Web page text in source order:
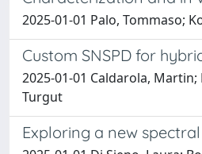
2025-01-01 Palo, Tommaso;
Custom SNSPD for
2025-01-01 Caldarola,
Turgut
Exploring a new